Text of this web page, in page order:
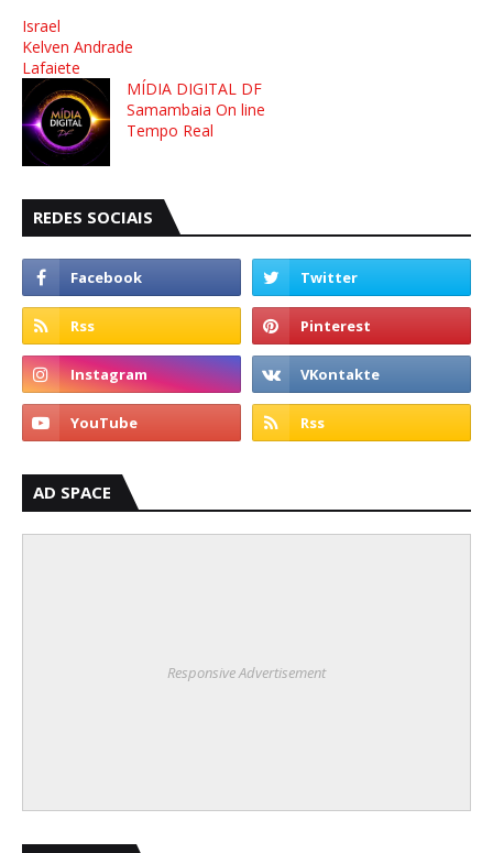
Israel
Kelven Andrade
Lafaiete
MÍDIA DIGITAL DF
Samambaia On line
Tempo Real
REDES SOCIAIS
AD SPACE
Responsive Advertisement